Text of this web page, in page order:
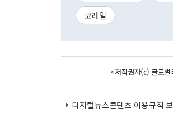
코레일
<저작권자(c) 글로
디지털뉴스콘텐츠 이용규칙